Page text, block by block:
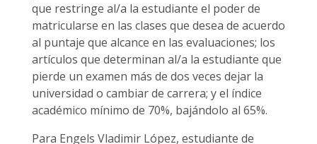
que restringe al/a la estudiante el poder de
matricularse en las clases que desea de acuerdo
al puntaje que alcance en las evaluaciones; los
artículos que determinan al/a la estudiante que
pierde un examen más de dos veces dejar la
universidad o cambiar de carrera; y el índice
académico mínimo de 70%, bajándolo al 65%.
Para Engels Vladimir López, estudiante de